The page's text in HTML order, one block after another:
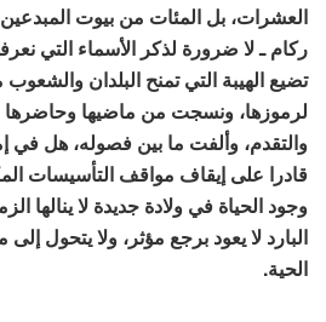
العشرات، بل المئات من بيوت
ركام ـ لا ضرورة لذكر الأسماء التي
تضيع الهيبة التي تمنح البلدان
لرموزها، ونسجت من ماضيها وحاضرها
والتقدم، وألفت ما بين فصوله، هل في
قادرا على إيقاف مواقف التأسيسات
وجود الحياة في ولادة جديدة لا ينالها
البارد لا يعود برجع مؤثر، ولا يتحول
الحية.